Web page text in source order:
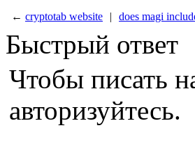
← cryptotab website | does magi
Быстрый ответ
Чтобы писать
авторизуйтесь.